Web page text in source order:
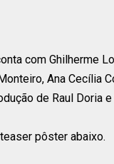
com Ghilherme
Ana Cecília
de Raul Doria
pôster abaixo.